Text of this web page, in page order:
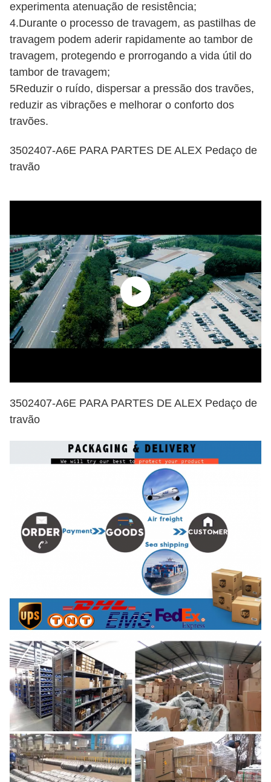
experimenta atenuação de resistência;
4.Durante o processo de travagem, as pastilhas de
travagem podem aderir rapidamente ao tambor de
travagem, protegendo e prorrogando a vida útil do
tambor de travagem;
5Reduzir o ruído, dispersar a pressão dos travões,
reduzir as vibrações e melhorar o conforto dos
travões.
3502407-A6E PARA PARTES DE ALEX Pedaço de
travão
3502407-A6E PARA PARTES DE ALEX Pedaço de
travão